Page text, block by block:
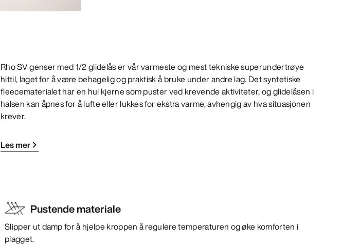
Rho SV genser med 1/2 glidelås er vår varmeste og mest tekniske superundertrøye
hittil, laget for å være behagelig og praktisk å bruke under andre lag. Det syntetiske
fleecematerialet har en hul kjerne som puster ved krevende aktiviteter, og glidelåsen i
halsen kan åpnes for å lufte eller lukkes for ekstra varme, avhengig av hva situasjonen
krever.
Les mer
Pustende materiale
Slipper ut damp for å hjelpe kroppen å regulere temperaturen og øke komforten i
plagget.